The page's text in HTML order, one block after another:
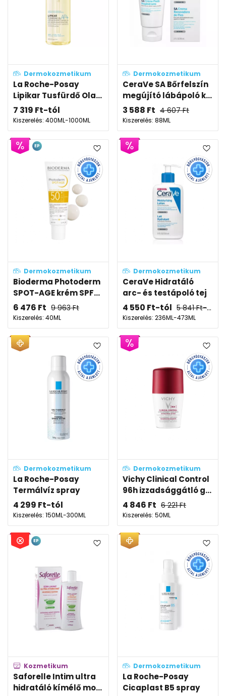
Dermokozmetikum
La Roche-Posay
Lipikar Tusfürdő Ola...
7 319 Ft-tól
Kiszerelés: 400ML-1000ML
Dermokozmetikum
CeraVe SA Bőrfelszín
megújító lábápoló k...
3 588 Ft 4 607Ft
Kiszerelés: 88ML
Dermokozmetikum
Bioderma Photoderm
SPOT-AGE krém SPF...
6 476 Ft 9 963Ft
Kiszerelés: 40ML
EP
Dermokozmetikum
CeraVe Hidratáló
arc- és testápoló tej
4 550 Ft-tól 5 841Ft-tól
Kiszerelés: 236ML-473ML
Dermokozmetikum
La Roche-Posay
Termálvíz spray
4 299 Ft-tól
Kiszerelés: 150ML-300ML
Dermokozmetikum
Vichy Clinical Control
96h izzadsággátló g...
4 846 Ft 6 221Ft
Kiszerelés: 50ML
Kozmetikum
Saforelle Intim ultra
hidratáló kímélő mo...
EP
Dermokozmetikum
La Roche-Posay
Cicaplast B5 spray